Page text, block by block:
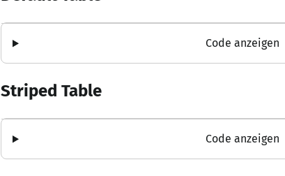
Code anzeigen
Striped Table
Code anzeigen